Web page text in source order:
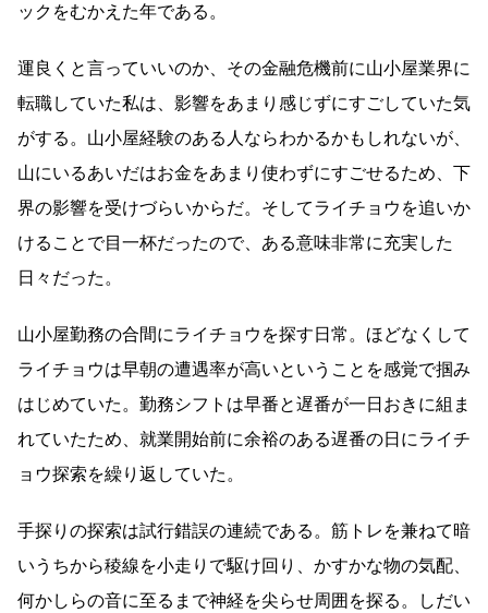
ックをむかえた年である。
運良くと言っていいのか、その金融危機前に山小屋業界に
転職していた私は、影響をあまり感じずにすごしていた気
がする。山小屋経験のある人ならわかるかもしれないが、
山にいるあいだはお金をあまり使わずにすごせるため、下
界の影響を受けづらいからだ。そしてライチョウを追いか
けることで目一杯だったので、ある意味非常に充実した
日々だった。
山小屋勤務の合間にライチョウを探す日常。ほどなくして
ライチョウは早朝の遭遇率が高いということを感覚で掴み
はじめていた。勤務シフトは早番と遅番が一日おきに組ま
れていたため、就業開始前に余裕のある遅番の日にライチ
ョウ探索を繰り返していた。
手探りの探索は試行錯誤の連続である。筋トレを兼ねて暗
いうちから稜線を小走りで駆け回り、かすかな物の気配、
何かしらの音に至るまで神経を尖らせ周囲を探る。しだい